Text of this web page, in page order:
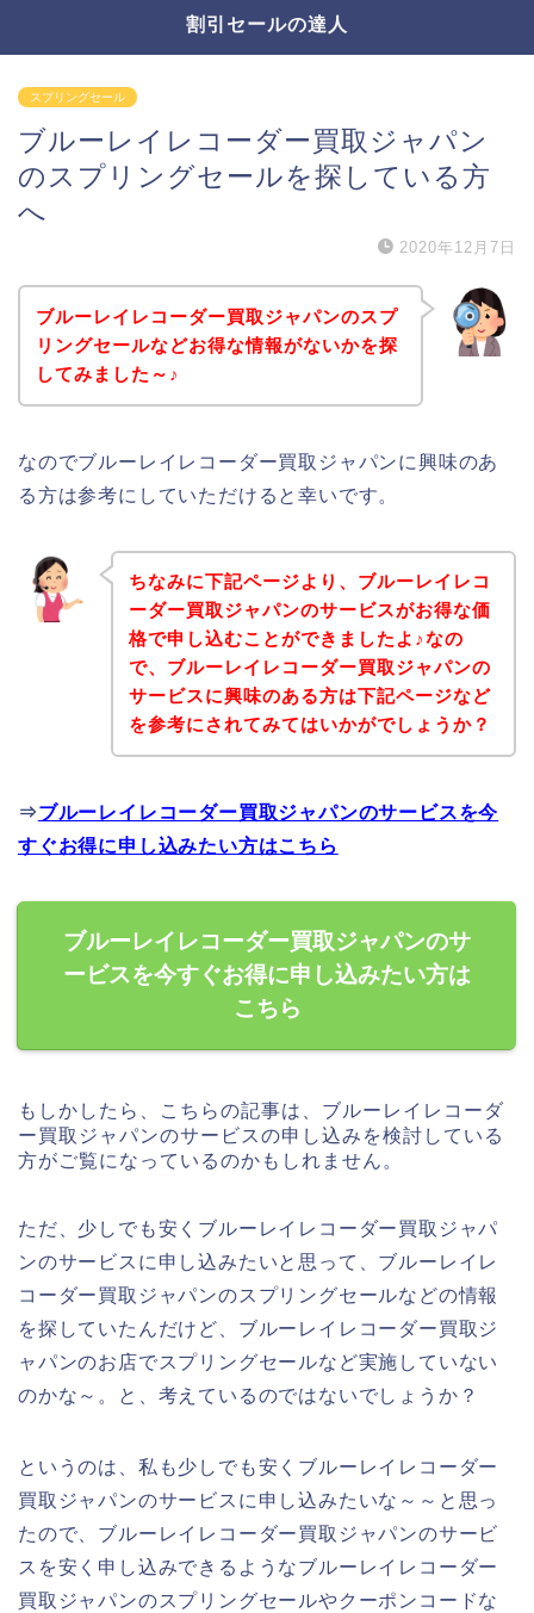
割引セールの達人
スプリングセール
ブルーレイレコーダー買取ジャパン
のスプリングセールを探している方
へ
2020年12月7日
ブルーレイレコーダー買取ジャパンのスプ
リングセールなどお得な情報がないかを探
してみました～♪
なのでブルーレイレコーダー買取ジャパンに興味のあ
る方は参考にしていただけると幸いです。
ちなみに下記ページより、ブルーレイレコ
ーダー買取ジャパンのサービスがお得な価
格で申し込むことができましたよ♪なの
で、ブルーレイレコーダー買取ジャパンの
サービスに興味のある方は下記ページなど
を参考にされてみてはいかがでしょうか？
⇒ブルーレイレコーダー買取ジャパンのサービスを今
すぐお得に申し込みたい方はこちら
ブルーレイレコーダー買取ジャパンのサ
ービスを今すぐお得に申し込みたい方は
こちら
もしかしたら、こちらの記事は、ブルーレイレコーダ
ー買取ジャパンのサービスの申し込みを検討している
方がご覧になっているのかもしれません。
ただ、少しでも安くブルーレイレコーダー買取ジャパ
ンのサービスに申し込みたいと思って、ブルーレイレ
コーダー買取ジャパンのスプリングセールなどの情報
を探していたんだけど、ブルーレイレコーダー買取ジ
ャパンのお店でスプリングセールなど実施していない
のかな～。と、考えているのではないでしょうか？
というのは、私も少しでも安くブルーレイレコーダー
買取ジャパンのサービスに申し込みたいな～～と思っ
たので、ブルーレイレコーダー買取ジャパンのサービ
スを安く申し込みできるようなブルーレイレコーダー
買取ジャパンのスプリングセールやクーポンコードな